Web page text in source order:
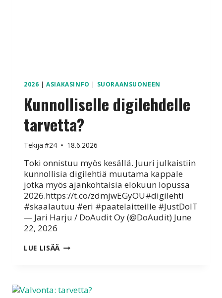
2026 |ASIAKASINFO | SUORAANSUONEEN
Kunnolliselle digilehdelle
tarvetta?
Tekijä #24 18.6.2026
Toki onnistuu myös kesällä. Juuri julkaistiin
kunnollisia digilehtiä muutama kappale
jotka myös ajankohtaisia elokuun lopussa
2026.https://t.co/zdmjwEGyOU#digilehti
#skaalautuu #eri #paatelaitteille #JustDoIT
— Jari Harju / DoAudit Oy (@DoAudit) June
22, 2026
LUE LISÄÄ KUNNOLLISELLE